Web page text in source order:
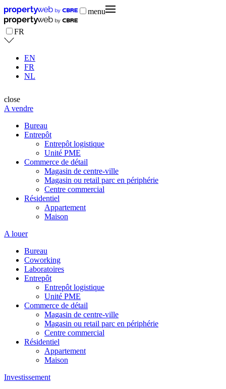
menu
FR
EN
FR
NL
close
A vendre
Bureau
Entrepôt
Entrepôt logistique
Unité PME
Commerce de détail
Magasin de centre-ville
Magasin ou retail parc en périphérie
Centre commercial
Résidentiel
Appartement
Maison
A louer
Bureau
Coworking
Laboratoires
Entrepôt
Entrepôt logistique
Unité PME
Commerce de détail
Magasin de centre-ville
Magasin ou retail parc en périphérie
Centre commercial
Résidentiel
Appartement
Maison
Investissement